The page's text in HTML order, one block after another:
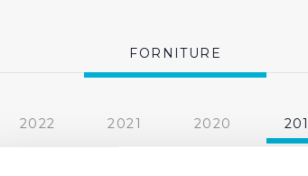
FORNITURE
2022 2021 2020